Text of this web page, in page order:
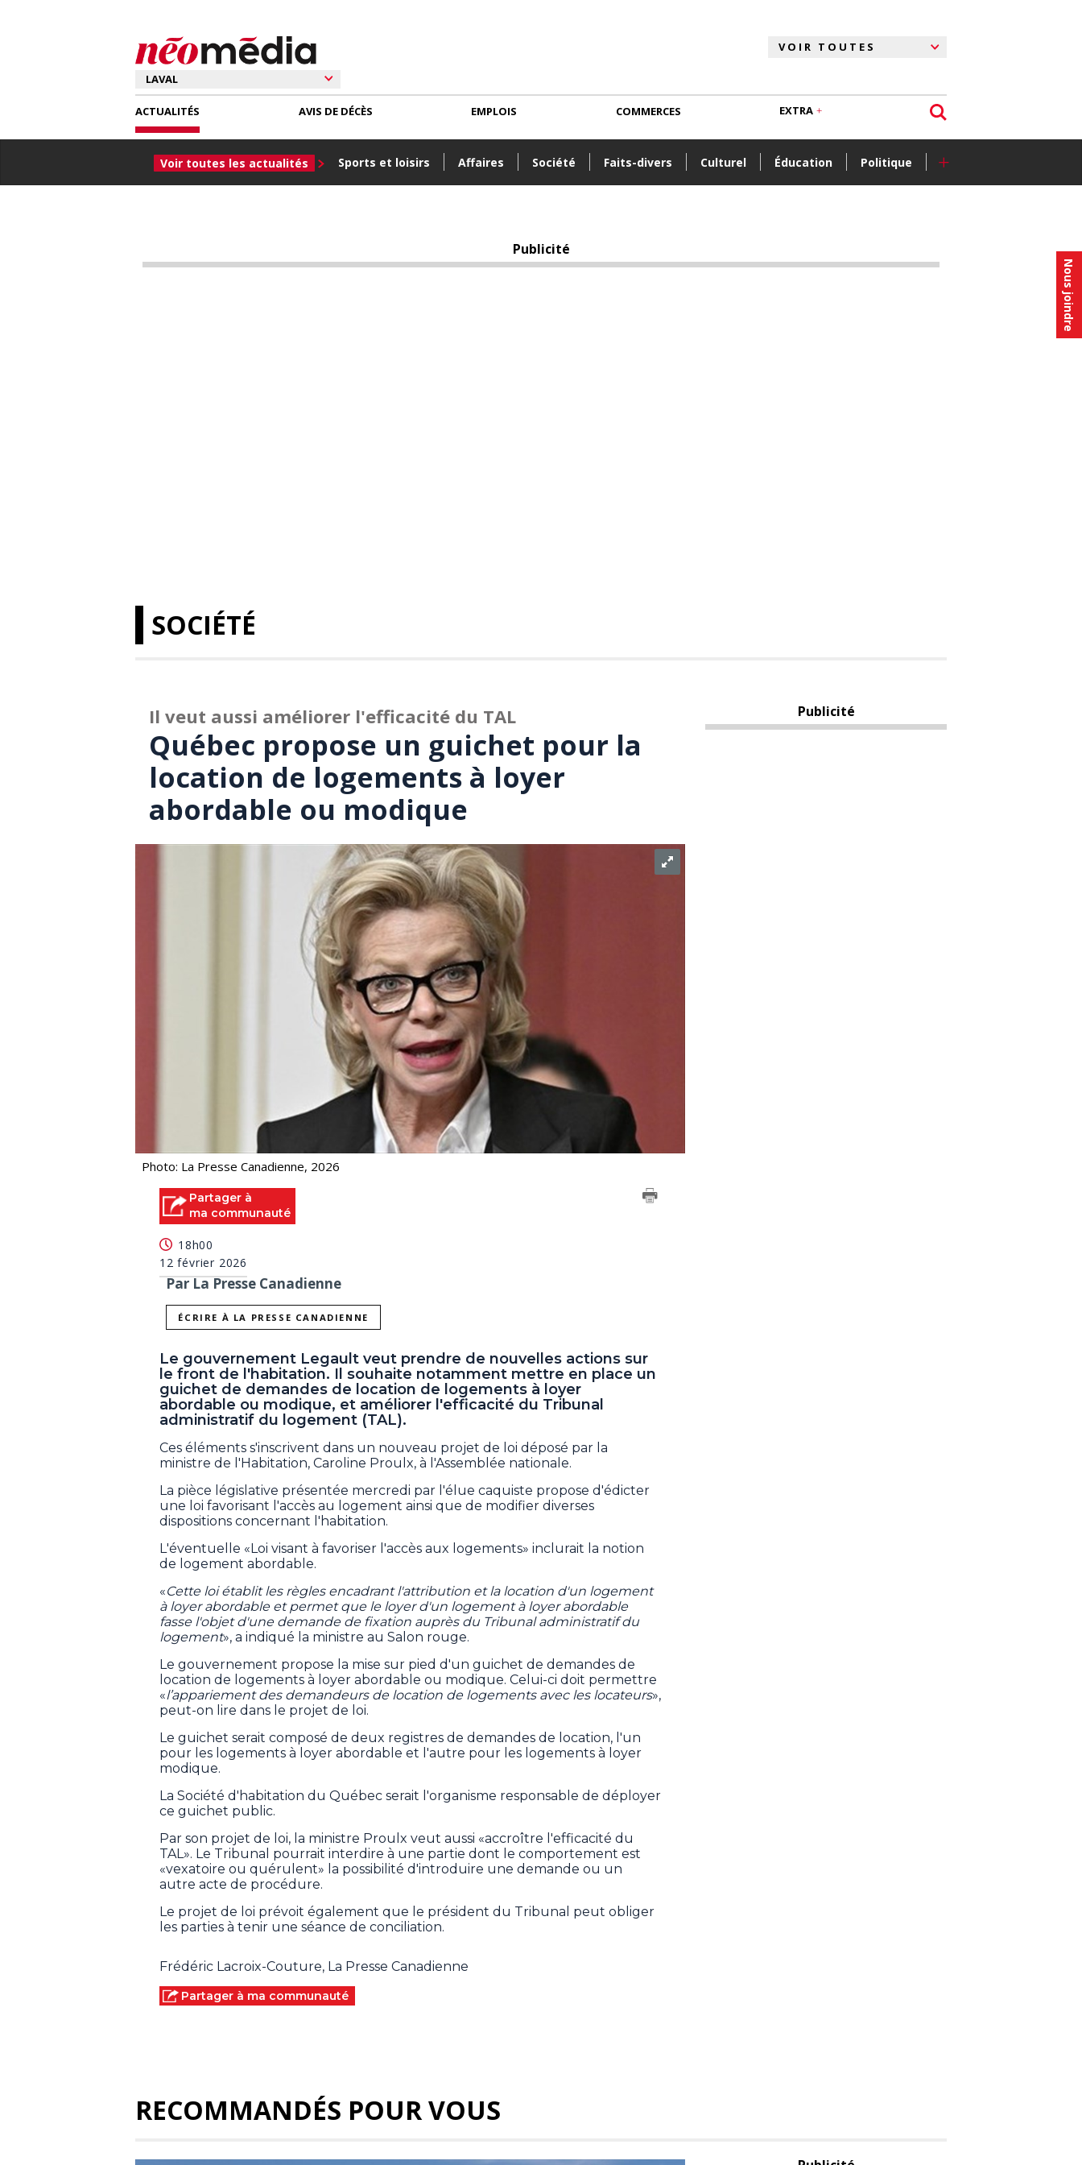
Nous joindre
ACTUALITÉS
Voir toutes les actualités Sports et loisirs Affaires Société Faits-divers Culturel Éducation Politique +
AVIS DE DÉCÈS EMPLOIS COMMERCES EXTRA
Publicité
SOCIÉTÉ
Il veut aussi améliorer l'efficacité du TAL
Québec propose un guichet pour la
location de logements à loyer
abordable ou modique
Photo: La Presse Canadienne, 2026
Partager à
ma communauté
18h00
12 février 2026
Par La Presse Canadienne
ÉCRIRE À LA PRESSE CANADIENNE
Le gouvernement Legault veut prendre de nouvelles actions sur
le front de l'habitation. Il souhaite notamment mettre en place un
guichet de demandes de location de logements à loyer
abordable ou modique, et améliorer l'efficacité du Tribunal
administratif du logement (TAL).
Ces éléments s'inscrivent dans un nouveau projet de loi déposé par la
ministre de l'Habitation, Caroline Proulx, à l'Assemblée nationale.
La pièce législative présentée mercredi par l'élue caquiste propose d'édicter
une loi favorisant l'accès au logement ainsi que de modifier diverses
dispositions concernant l'habitation.
L'éventuelle «Loi visant à favoriser l'accès aux logements» inclurait la notion
de logement abordable.
«Cette loi établit les règles encadrant l'attribution et la location d'un logement
à loyer abordable et permet que le loyer d'un logement à loyer abordable
fasse l'objet d'une demande de fixation auprès du Tribunal administratif du
logement», a indiqué la ministre au Salon rouge.
Le gouvernement propose la mise sur pied d'un guichet de demandes de
location de logements à loyer abordable ou modique. Celui-ci doit permettre
«l’appariement des demandeurs de location de logements avec les locateurs»,
peut-on lire dans le projet de loi.
Le guichet serait composé de deux registres de demandes de location, l'un
pour les logements à loyer abordable et l'autre pour les logements à loyer
modique.
La Société d'habitation du Québec serait l'organisme responsable de déployer
ce guichet public.
Par son projet de loi, la ministre Proulx veut aussi «accroître l'efficacité du
TAL». Le Tribunal pourrait interdire à une partie dont le comportement est
«vexatoire ou quérulent» la possibilité d'introduire une demande ou un
autre acte de procédure.
Le projet de loi prévoit également que le président du Tribunal peut obliger
les parties à tenir une séance de conciliation.
Frédéric Lacroix-Couture, La Presse Canadienne
Partager à ma communauté
Publicité
RECOMMANDÉS POUR VOUS